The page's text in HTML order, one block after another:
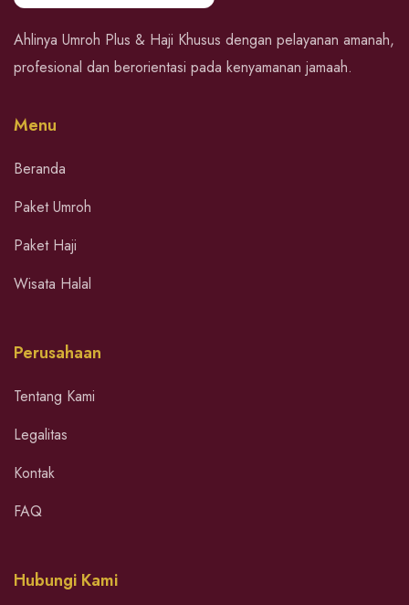
Ahlinya Umroh Plus & Haji Khusus dengan pelayanan amanah,
profesional dan berorientasi pada kenyamanan jamaah.
Menu
Beranda
Paket Umroh
Paket Haji
Wisata Halal
Perusahaan
Tentang Kami
Legalitas
Kontak
FAQ
Hubungi Kami